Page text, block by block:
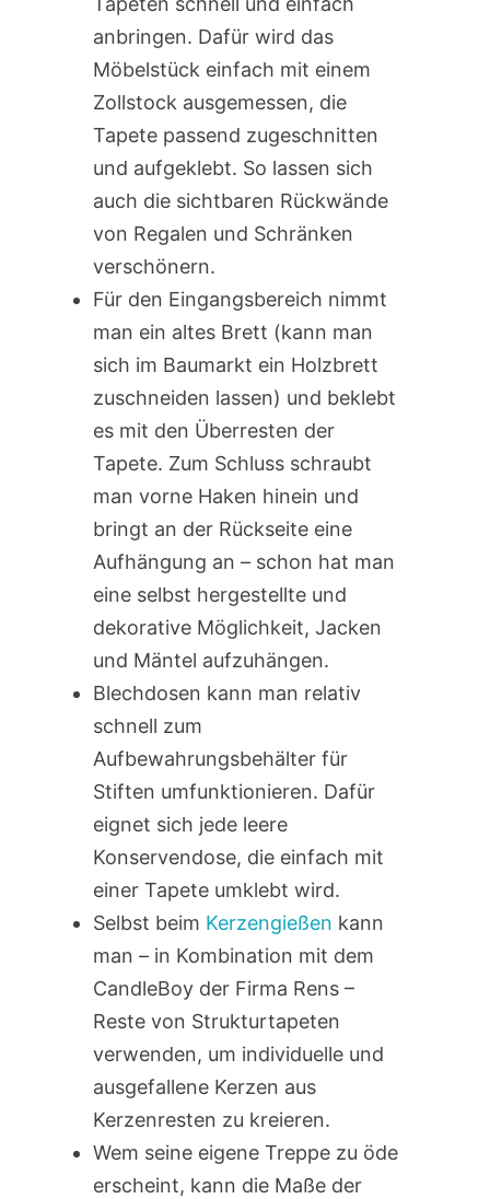
anbringen. Dafür wird das
Möbelstück einfach mit einem
Zollstock ausgemessen, die
Tapete passend zugeschnitten
und aufgeklebt. So lassen sich
auch die sichtbaren Rückwände
von Regalen und Schränken
verschönern.
Für den Eingangsbereich nimmt
man ein altes Brett (kann man
sich im Baumarkt ein Holzbrett
zuschneiden lassen) und beklebt
es mit den Überresten der
Tapete. Zum Schluss schraubt
man vorne Haken hinein und
bringt an der Rückseite eine
Aufhängung an – schon hat man
eine selbst hergestellte und
dekorative Möglichkeit, Jacken
und Mäntel aufzuhängen.
Blechdosen kann man relativ
schnell zum
Aufbewahrungsbehälter für
Stiften umfunktionieren. Dafür
eignet sich jede leere
Konservendose, die einfach mit
einer Tapete umklebt wird.
Selbst beim Kerzengießen kann
man – in Kombination mit dem
CandleBoy der Firma Rens –
Reste von Strukturtapeten
verwenden, um individuelle und
ausgefallene Kerzen aus
Kerzenresten zu kreieren.
Wem seine eigene Treppe zu öde
erscheint, kann die Maße der